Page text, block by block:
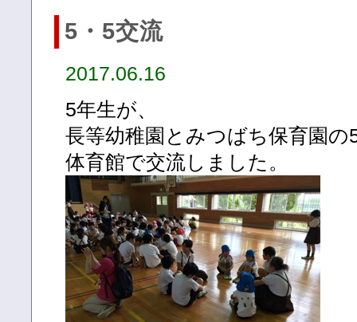
5・5交流
2017.06.16
5年生が、
長等幼稚園とみつばち保育園の
体育館で交流しました。